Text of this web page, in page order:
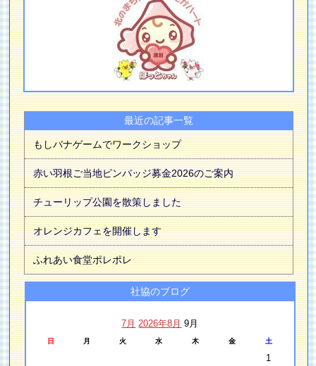
最近の記事一覧
もしバナゲームでワークショップ
赤い羽根ご当地ピンバッジ募金2026のご案内
チューリップ公園を散策しました
オレンジカフェを開催します
ふれあい食堂ポレポレ
社協のブログ
7月 2026年8月 9月
日 月 火 水 木 金 土
1